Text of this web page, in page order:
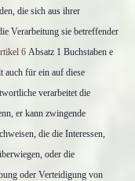
die sich aus ihrer
Verarbeitung sie betreffender
6 Absatz 1 Buchstaben e
auch für ein auf diese
verarbeitet die
er kann zwingende
die die Interessen,
oder die
oder Verteidigung von